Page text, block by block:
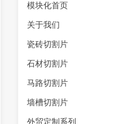
模块化首页
关于我们
瓷砖切割片
石材切割片
马路切割片
墙槽切割片
外贸定制系列